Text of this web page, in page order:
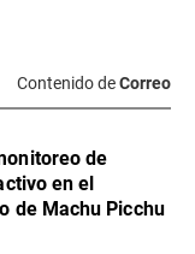
Contenido deCorreo
de
en el
de Machu Picchu